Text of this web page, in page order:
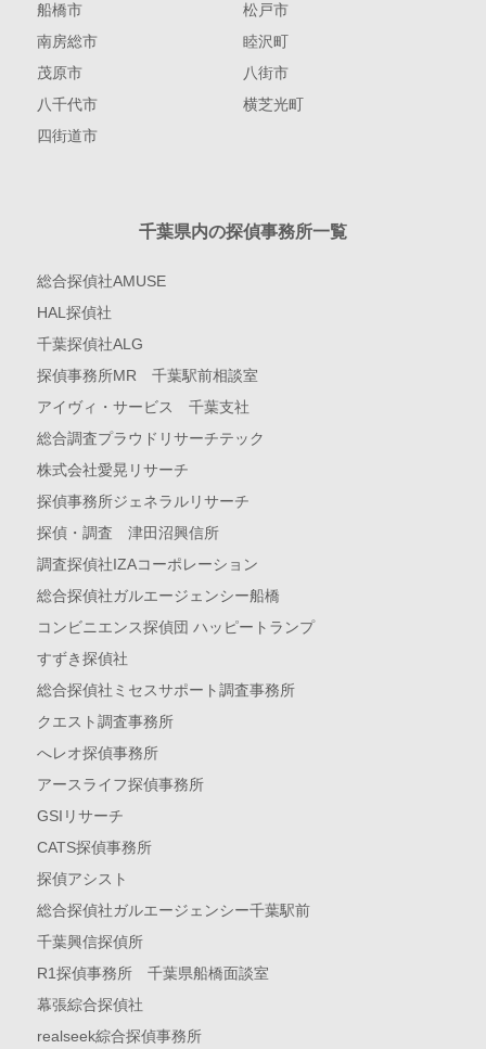
船橋市
松戸市
南房総市
睦沢町
茂原市
八街市
八千代市
横芝光町
四街道市
千葉県内の探偵事務所一覧
総合探偵社AMUSE
HAL探偵社
千葉探偵社ALG
探偵事務所MR 千葉駅前相談室
アイヴィ・サービス 千葉支社
総合調査プラウドリサーチテック
株式会社愛晃リサーチ
探偵事務所ジェネラルリサーチ
探偵・調査 津田沼興信所
調査探偵社IZAコーポレーション
総合探偵社ガルエージェンシー船橋
コンビニエンス探偵団 ハッピートランプ
すずき探偵社
総合探偵社ミセスサポート調査事務所
クエスト調査事務所
へレオ探偵事務所
アースライフ探偵事務所
GSIリサーチ
CATS探偵事務所
探偵アシスト
総合探偵社ガルエージェンシー千葉駅前
千葉興信探偵所
R1探偵事務所 千葉県船橋面談室
幕張綜合探偵社
realseek綜合探偵事務所